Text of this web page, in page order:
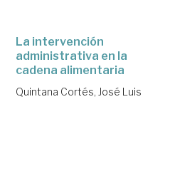
La intervención
administrativa en la
cadena alimentaria
Quintana Cortés, José Luis